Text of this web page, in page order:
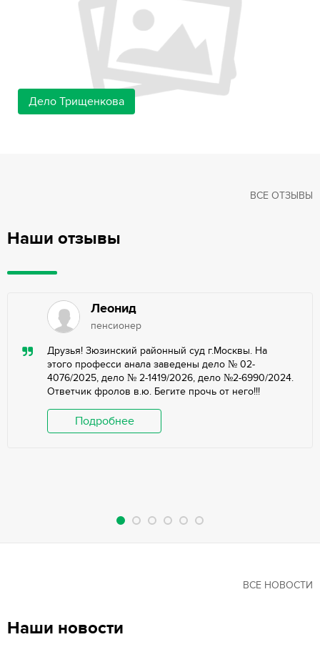
Дело Трищенкова
Наши отзывы
ВСЕ ОТЗЫВЫ
Леонид
пенсионер
Друзья! Зюзинский районный суд г.Москвы. На
этого професси анала заведены дело № 02-
4076/2025, дело № 2-1419/2026, дело №2-6990/2024.
Ответчик фролов в.ю. Бегите прочь от него!!!
Подробнее
Наши новости
ВСЕ НОВОСТИ